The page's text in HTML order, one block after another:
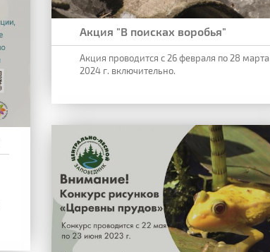
Акция "В поисках воробья"
Акция проводится с 26 февраля по 28 марта
2024 г. включительно.